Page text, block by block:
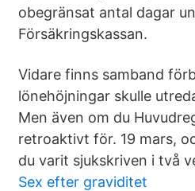
obegränsat antal dagar
Försäkringskassan.
Vidare finns samband
lönehöjningar skulle
Men även om du
retroaktivt för. 19 mars,
du varit sjukskriven i två
Sex efter graviditet